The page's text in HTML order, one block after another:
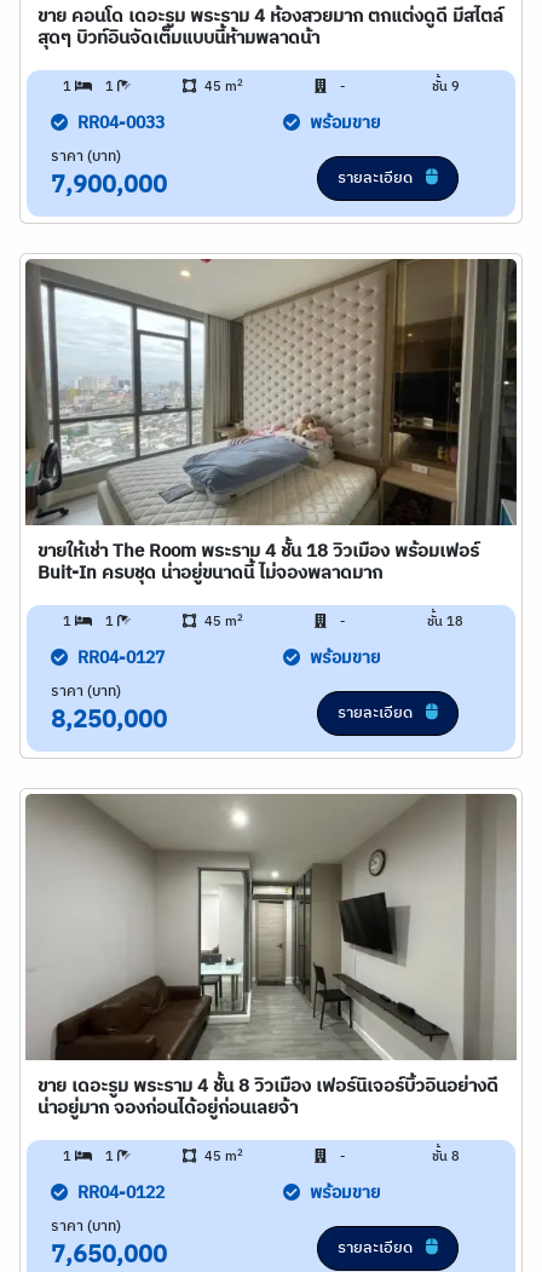
ขาย คอนโด เดอะรูม พระราม 4 ห้องสวยมาก ตกแต่งดูดี มีสไตล์
สุดๆ บิวท์อินจัดเต็มแบบนี้ห้ามพลาดน้า
1 1 45 m2 - ชั้น 9
RR04-0033 พร้อมขาย
ราคา (บาท)
7,900,000 รายละเอียด
ขายให้เช่า The Room พระราม 4 ชั้น 18 วิวเมือง พร้อมเฟอร์
Buit-In ครบชุด น่าอยู่ขนาดนี้ ไม่จองพลาดมาก
1 1 45 m2 - ชั้น 18
RR04-0127 พร้อมขาย
ราคา (บาท)
8,250,000 รายละเอียด
ขาย เดอะรูม พระราม 4 ชั้น 8 วิวเมือง เฟอร์นิเจอร์บิ้วอินอย่างดี
น่าอยู่มาก จองก่อนได้อยู่ก่อนเลยจ้า
1 1 45 m2 - ชั้น 8
RR04-0122 พร้อมขาย
ราคา (บาท)
7,650,000 รายละเอียด